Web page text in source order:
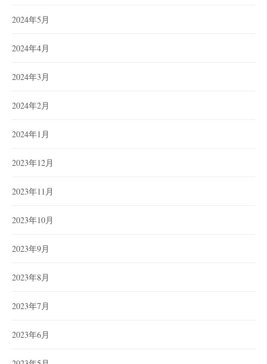
2024年5月
2024年4月
2024年3月
2024年2月
2024年1月
2023年12月
2023年11月
2023年10月
2023年9月
2023年8月
2023年7月
2023年6月